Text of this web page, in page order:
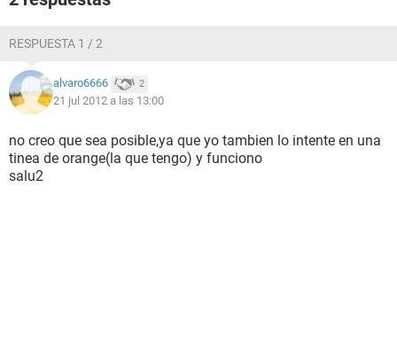
RESPUESTA 1 / 2
alvaro6666 2
21 jul 2012 a las 13:00
no creo que sea posible,ya que yo tambien lo intente en una
tinea de orange(la que tengo) y funciono
salu2